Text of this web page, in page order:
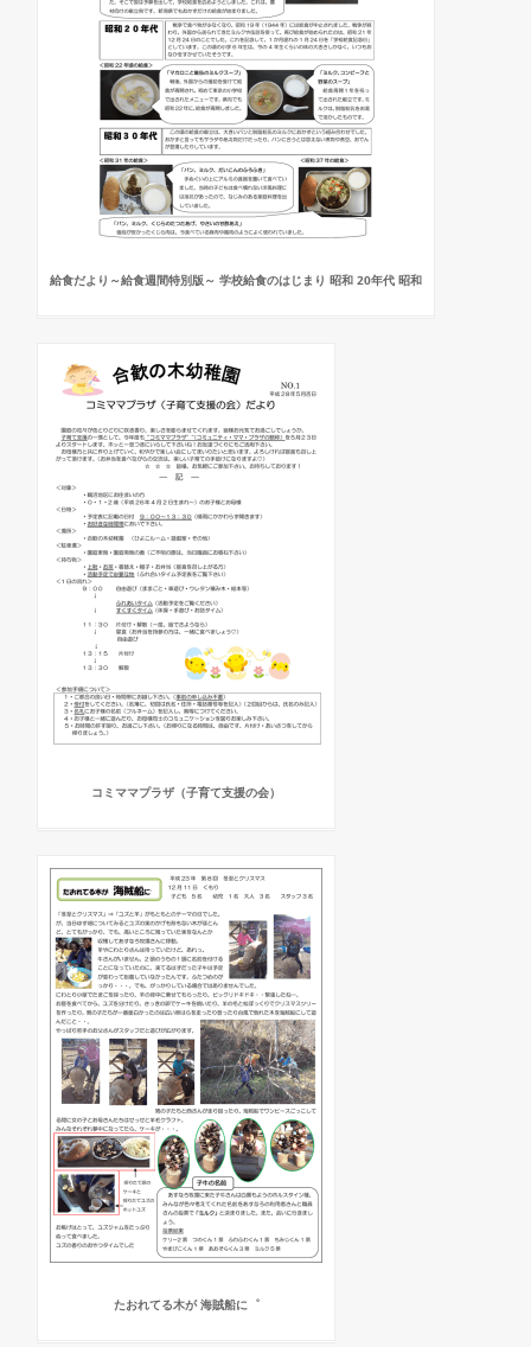
給食だより～給食週間特別版～ 学校給食のはじまり 昭和 20年代 昭和
コミママプラザ（子育て支援の会）
たおれてる木が 海賊船に゜